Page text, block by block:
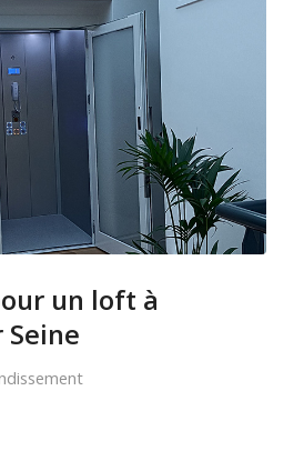
un loft à